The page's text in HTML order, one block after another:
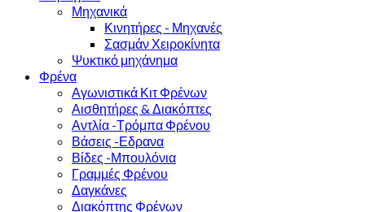
Μηχανικά
Κινητήρες - Μηχανές
Σασμάν Χειροκίνητα
Ψυκτικό μηχάνημα
Φρένα
Αγωνιστικά Κιτ Φρένων
Αισθητήρες & Διακόπτες
Αντλία -Τρόμπα Φρένου
Βάσεις -Εδρανα
Βίδες -Μπουλόνια
Γραμμές Φρένου
Δαγκάνες
Διακόπτης Φρένων